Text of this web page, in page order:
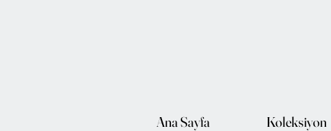
Ana Sayfa Koleksiyon